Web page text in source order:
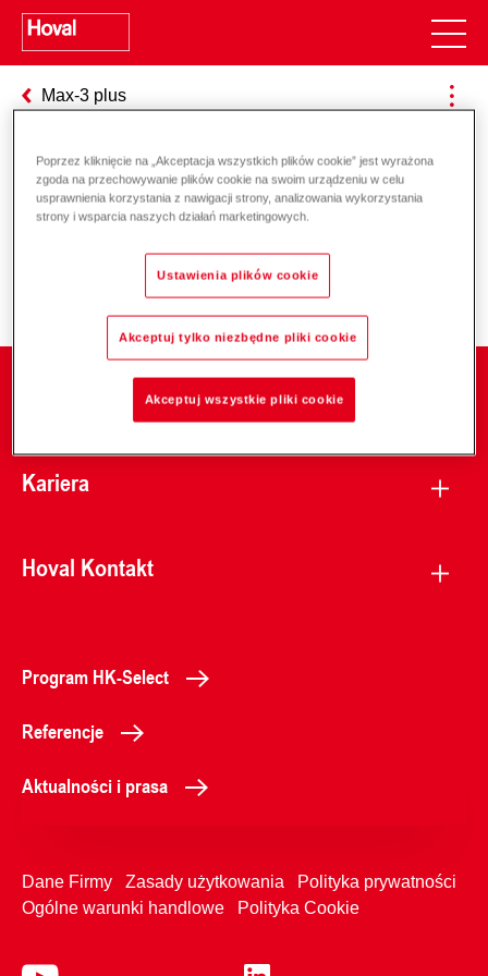
Max-3 plus
Odpowiedzialność za energię i
Kariera
Hoval Kontakt
Program HK-Select
Referencje
Aktualności i prasa
Dane Firmy Zasady użytkowania
Polityka prywatności
Ogólne warunki handlowe
Polityka Cookie
Poprzez kliknięcie na „Akceptacja wszystkich plików cookie” jest wyrażona
zgoda na przechowywanie plików cookie na swoim urządzeniu w celu
usprawnienia korzystania z nawigacji strony, analizowania wykorzystania
strony i wsparcia naszych działań marketingowych.
Ustawienia plików cookie
Akceptuj tylko niezbędne pliki cookie
Akceptuj wszystkie pliki cookie